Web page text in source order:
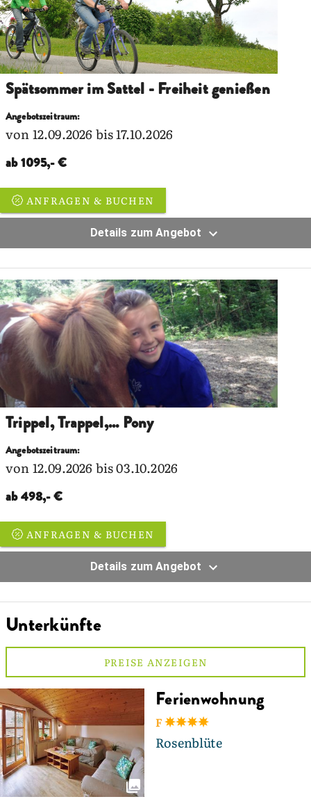
Spätsommer im Sattel - Freiheit genießen
Angebotszeitraum:
von 12.09.2026 bis 17.10.2026
ab 1095,- €
ANFRAGEN & BUCHEN
Details zum Angebot
Trippel, Trappel,... Pony
Angebotszeitraum:
von 12.09.2026 bis 03.10.2026
ab 498,- €
ANFRAGEN & BUCHEN
Details zum Angebot
Unterkünfte
PREISE ANZEIGEN
Ferienwohnung
F
Rosenblüte